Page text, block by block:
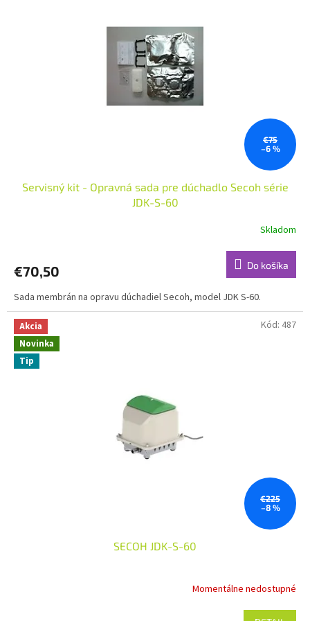
€75
–6 %
Servisný kit - Opravná sada pre dúchadlo Secoh série
JDK-S-60
Skladom
€70,50 Do košíka
Sada membrán na opravu dúchadiel Secoh, model JDK S-60.
Akcia
Novinka
Tip
€225
–8 %
SECOH JDK-S-60
Momentálne nedostupné
Kód: 487